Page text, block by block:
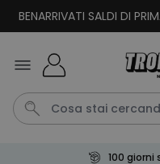
BENARRIVATI SALDI DI
100